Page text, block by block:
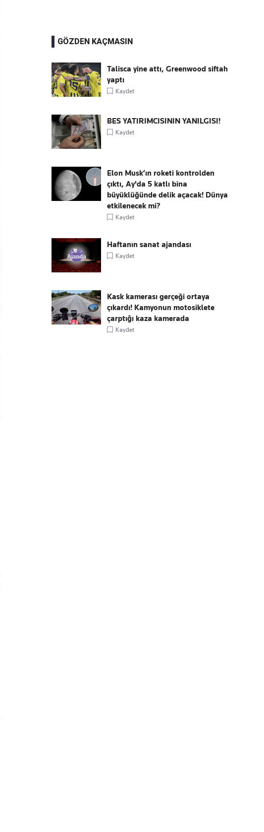
GÖZDEN KAÇMASIN
Talisca yine attı, Greenwood siftah
yaptı
Kaydet
BES YATIRIMCISININ YANILGISI!
Kaydet
Elon Musk’ın roketi kontrolden
çıktı, Ay'da 5 katlı bina
büyüklüğünde delik açacak! Dünya
etkilenecek mi?
Kaydet
Haftanın sanat ajandası
Kaydet
Kask kamerası gerçeği ortaya
çıkardı! Kamyonun motosiklete
çarptığı kaza kamerada
Kaydet